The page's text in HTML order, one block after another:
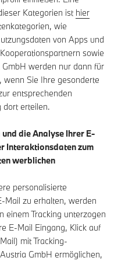
Kategorien ist hier
wie
von Apps und
sowie
werden nur dann für
wenn Sie Ihre gesonderte
entsprechenden
dort erteilen.
die Analyse Ihrer E-
Interaktionsdaten zum
werblichen
personalisierte
Mail zu erhalten, werden
einem Tracking unterzogen
E-Mail Eingang, Klick auf
mit Tracking-
GmbH ermöglichen,